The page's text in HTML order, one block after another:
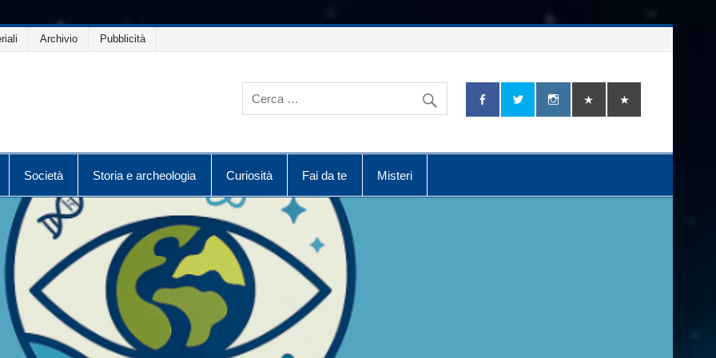
Archivio Pubblicità
Società Storia e archeologia Curiosità Fai da te Misteri